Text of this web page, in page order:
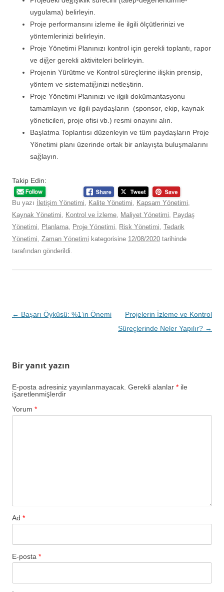
uygulama) belirleyin.
Proje performansını izleme ile ilgili ölçütlerinizi ve
yöntemlerinizi belirleyin.
Proje Yönetimi Planınızı kontrol için gerekli toplantı, rapor
ve diğer gerekli aktiviteleri belirleyin.
Projenin Yürütme ve Kontrol süreçlerine ilişkin prensip,
yöntem ve sistematiğinizi netleştirin.
Proje Yönetimi Planınızı ve ilgili dokümantasyonu
tamamlayın ve ilgili paydaşların (sponsor, ekip, kaynak
yöneticileri, proje ofisi vb.) resmi onayını alın.
Başlatma Toplantısı düzenleyin ve tüm paydaşların Proje
Yönetimi planı üzerinde ortak bir anlayışta buluşmalarını
sağlayın.
Takip Edin:
Bu yazı İletişim Yönetimi Kalite Yönetimi Kapsam Yönetimi
Kaynak Yönetimi
Kontrol ve İzleme Maliyet Yönetimi
Paydaş
Yönetimi
Planlama Proje Yönetimi Risk Yönetimi Tedarik
Yönetimi Zaman Yönetimi kategorisine 12/08/2020 tarihinde
tarafından gönderildi.
Yazı
← Başarı Öyküsü: %1’in Önemi
Projelerin İzleme ve Kontrol
Süreçlerinde Neler Yapılır? →
Bir yanıt yazın
E-posta adresiniz yayınlanmayacak. Gerekli alanlar * ile
işaretlenmişlerdir
Yorum *
Ad *
E-posta *